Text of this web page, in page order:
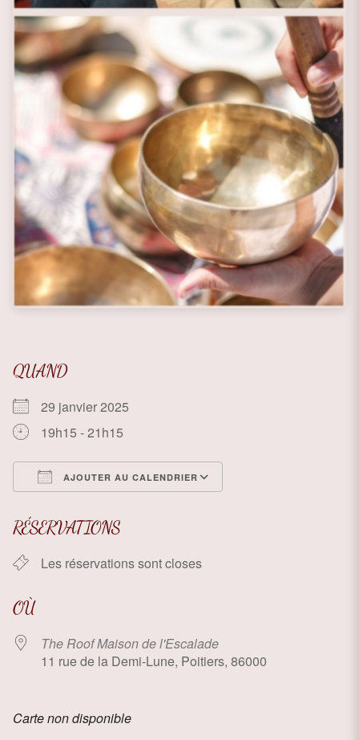
QUAND
29 janvier 2025
19h15 - 21h15
AJOUTER AU CALENDRIER
RÉSERVATIONS
Les réservations sont closes
OÙ
The Roof Maison de l'Escalade
11 rue de la Demi-Lune, Poitiers, 86000
Carte non disponible